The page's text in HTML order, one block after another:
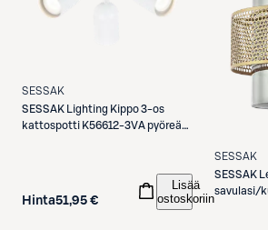
SESSAK
SESSAK Lighting Kippo 3-os
kattospotti K56612-3VA pyöreä
Hinta51,95 €
Lisää
ostoskoriin
SESSAK
SESSAK
savulasi/